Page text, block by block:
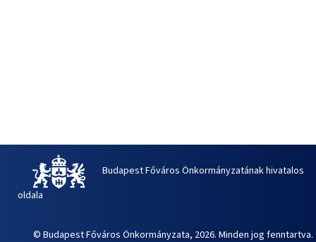
Budapest Főváros Önkormányzatának hivatalos
oldala
© Budapest Főváros Önkormányzata, 2026. Minden jog fenntartva.